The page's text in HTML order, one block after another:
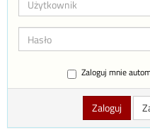
Zaloguj mnie